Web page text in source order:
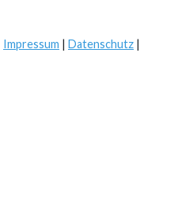
Impressum | Datenschutz |